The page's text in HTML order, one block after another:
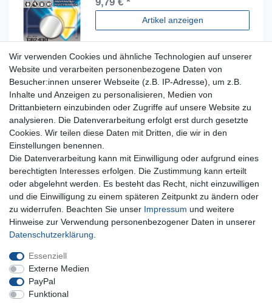
Artikel anzeigen
Für Fragen zu unseren Produkten und Bestellungen
erreichen Sie uns per E-Mail oder Telefon:
+49 5741 9099422 oderinfo@dein-bau-projekt.de
Versand und Zahlung
Impressum
Datenschutzerklärung
AGB
Kontakt
Infos Ratenkauf mit easyCredit
Qualität made in Germany
Schnelle & sichere Lieferung
Ideal für Selbermacher (DIY)
Wir verwenden Cookies und ähnliche Technologien auf unserer
Website und verarbeiten personenbezogene Daten von
Besucher:innen unserer Webseite (z.B. IP-Adresse), um z.B.
Inhalte und Anzeigen zu personalisieren, Medien von
Drittanbietern einzubinden oder Zugriffe auf unsere Website zu
analysieren. Die Datenverarbeitung erfolgt erst durch gesetzte
Cookies. Wir teilen diese Daten mit Dritten, die wir in den
Einstellungen benennen.
Die Datenverarbeitung kann mit Einwilligung oder aufgrund eines
berechtigten Interesses erfolgen. Die Zustimmung kann erteilt
oder abgelehnt werden. Es besteht das Recht, nicht einzuwilligen
und die Einwilligung zu einem späteren Zeitpunkt zu ändern oder
zu widerrufen. Beachten Sie unser Impressum und weitere
Hinweise zur Verwendung personenbezogener Daten in unserer
Daten­schutz­erklärung
Essenziell
Externe Medien
PayPal
Funktional